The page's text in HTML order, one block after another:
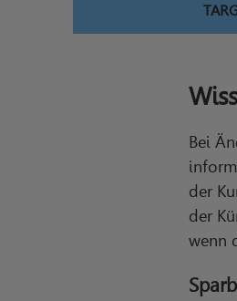
Bei
der
der
wenn